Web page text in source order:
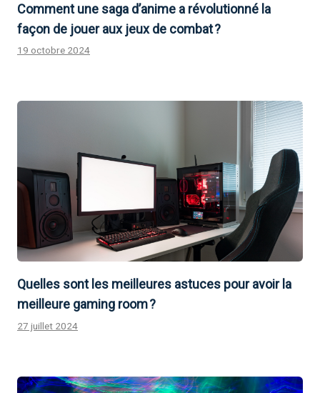
Comment une saga d’anime a révolutionné la
façon de jouer aux jeux de combat ?
19 octobre 2024
Quelles sont les meilleures astuces pour avoir la
meilleure gaming room ?
27 juillet 2024